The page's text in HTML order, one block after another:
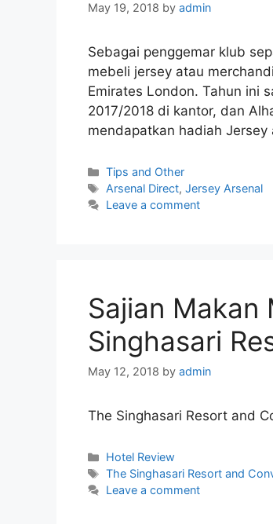
May 19, 2018 by admin
Sebagai penggemar klub
mebeli jersey atau
Emirates London. Tahun ini
2017/2018 di kantor, dan
mendapatkan hadiah
Categories
Tips and Other
Tags
Arsenal Direct,Jersey Arsenal
Leave a comment
Sajian Makan
Singhasari
May 12, 2018 by admin
The Singhasari Resort and
Categories
Hotel Review
Tags
The Singhasari Resort and
Leave a comment